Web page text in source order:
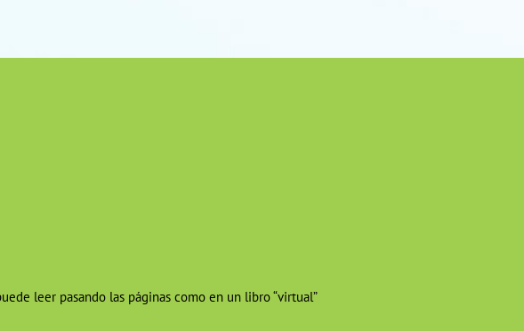
leer pasando las páginas como en un libro “virtual”